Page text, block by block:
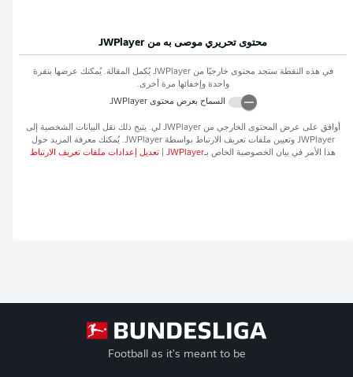
محتوى تحريري موصى به من JWPlayer
في هذه النقطة ستجد محتوى خارجيًا منJWPlayer يُكمل المقالة. يُمكنك عرضها بنقرة
واحدة وإخفائها مرة أخرى.
السماح بعرض محتوىJWPlayer
أوافق على عرض المحتوى الخارجي منJWPlayer لي. يتيح ذلك نقل البيانات الشخصية إلى
JWPlayer وتعيين ملفات تعريف الارتباط بواسطةJWPlayer. يُمكنك معرفة المزيد حول
هذا الأمر في بيان الخصوصية الخاص بـJWPlayer تعديل إعدادات ملفات تعريف الارتباط
Football as it's meant to be